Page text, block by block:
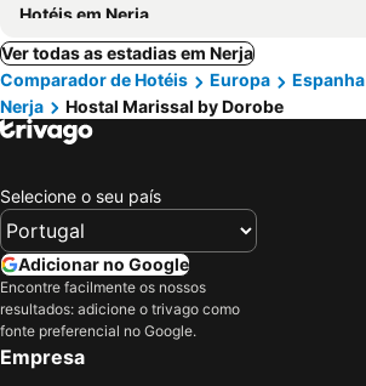
Hotéis em Nerja
Ver todas as estadias em Nerja
Comparador de Hotéis
Europa Espanha
Nerja
Hostal Marissal by Dorobe
Selecione o seu país
Adicionar no Google
Encontre facilmente os nossos
resultados: adicione o trivago como
fonte preferencial no Google.
Empresa